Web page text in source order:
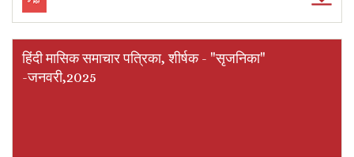
हिंदी मासिक समाचार पत्रिका, शीर्षक - "सृजनिका"
-जनवरी,2025